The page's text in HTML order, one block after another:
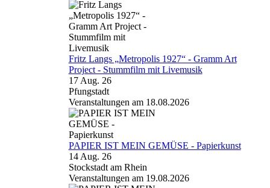
Fritz Langs „Metropolis 1927“ - Gramm Art
Project - Stummfilm mit Livemusik
17 Aug. 26
Pfungstadt
Veranstaltungen am 18.08.2026
PAPIER IST MEIN GEMÜSE - Papierkunst
14 Aug. 26
Stockstadt am Rhein
Veranstaltungen am 19.08.2026